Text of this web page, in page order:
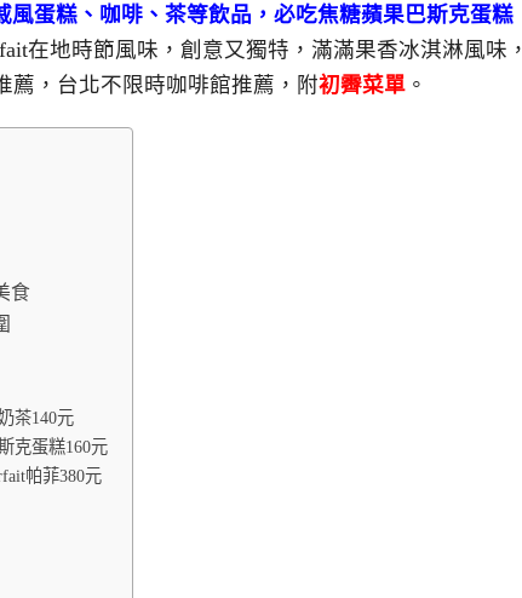
蛋糕、咖啡、茶等飲品，必吃焦糖蘋果巴斯克蛋糕
在地時節風味，創意又獨特，滿滿果香冰淇淋風味，
薦，台北不限時咖啡館推薦，附初霽菜單 。
食
茶140元
克蛋糕160元
帕菲380元